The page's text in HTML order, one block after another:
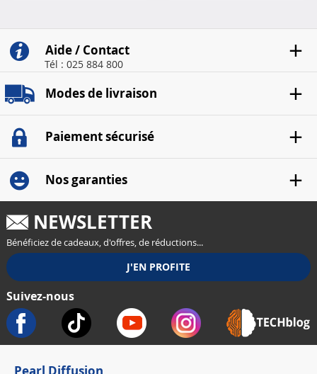
Aide / Contact
Tél : 025 884 800
Modes de livraison
Paiement sécurisé
Nos garanties
NEWSLETTER
Bénéficiez de cadeaux, d'offres, de réductions...
Suivez-nous